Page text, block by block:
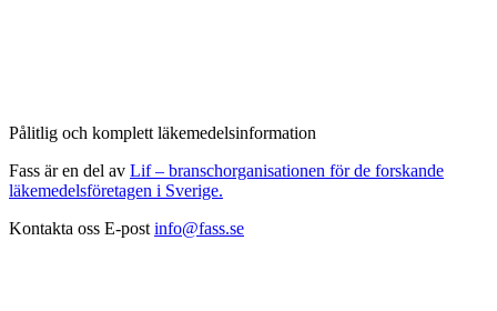
Pålitlig och komplett läkemedelsinformation
Fass är en del av Lif – branschorganisationen för de forskande
läkemedelsföretagen i Sverige.
Kontakta oss E-post info@fass.se